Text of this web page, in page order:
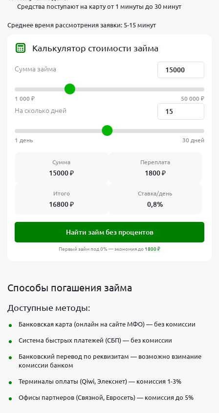
Средства поступают на карту от 1 минуты до 30 минут
Среднее время рассмотрения заявки: 5-15 минут
Калькулятор стоимости займа
Сумма займа
1 000 ₽ 50 000 ₽
На сколько дней
1 день 30 дней
Сумма
15000₽
Переплата
1800₽
Итого
16800₽
Ставка/день
0,8%
Найти займ без процентов
Первый займ под 0% — экономия до 1800₽
Способы погашения займа
Доступные методы:
Банковская карта (онлайн на сайте МФО) — без комиссии
Система быстрых платежей (СБП) — без комиссии
Банковский перевод по реквизитам — возможно взимание
комиссии банком
Терминалы оплаты (Qiwi, Элекснет) — комиссия 1-3%
Офисы партнеров (Связной, Евросеть) — комиссия до 5%